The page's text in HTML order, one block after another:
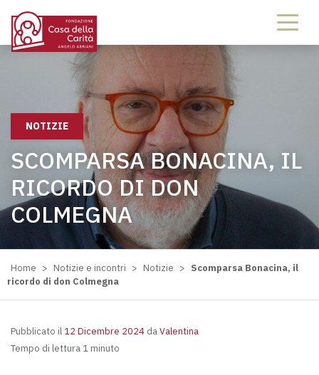
NOTIZIE
SCOMPARSA BONACINA, IL
RICORDO DI DON
COLMEGNA
Home > Notizie e incontri > Notizie > Scomparsa Bonacina, il
ricordo di don Colmegna
Pubblicato il 12 Dicembre 2024 daValentina
Tempo di lettura 1 minuto